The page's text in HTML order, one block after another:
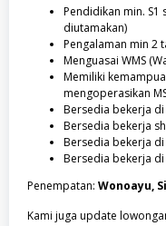
Pendidikan min. S1
diutamakan)
Pengalaman min 2
Menguasai WMS
Memiliki
mengoperasikan
Bersedia bekerja
Bersedia bekerja
Bersedia bekerja
Bersedia bekerja
Penempatan: Wonoayu,
Kami juga update